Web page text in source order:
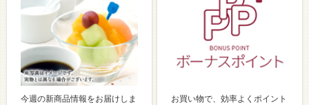
今週の新商品情報をお届けしま
お買い物で、効率よくポイント